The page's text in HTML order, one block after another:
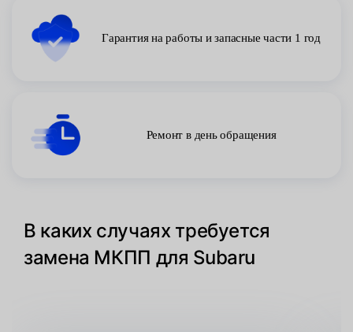
Гарантия на работы и запасные части 1 год
Ремонт в день обращения
В каких случаях требуется
замена МКПП для Subaru